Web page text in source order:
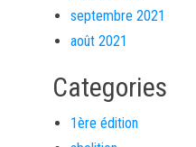
septembre 2021
août 2021
Categories
1ère édition